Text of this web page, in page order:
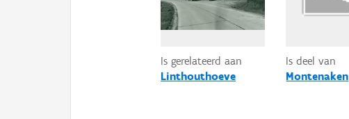
Is gerelateerd aan
Linthouthoeve
Is deel van
Montenaken